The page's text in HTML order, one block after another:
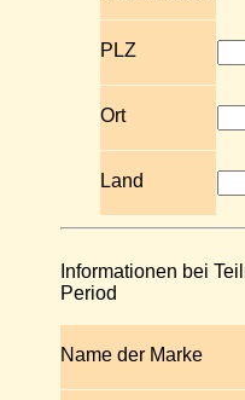
PLZ
Ort
Land
Informationen bei
Period
Name der Marke